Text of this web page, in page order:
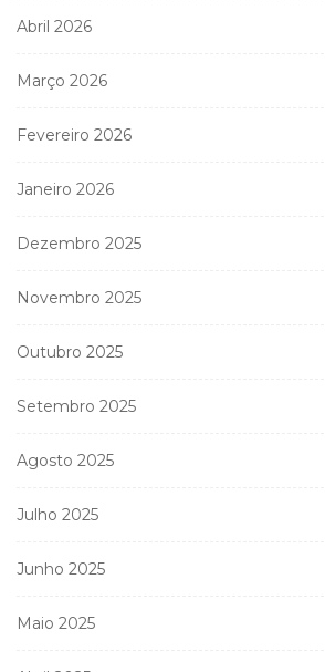
Abril 2026
Março 2026
Fevereiro 2026
Janeiro 2026
Dezembro 2025
Novembro 2025
Outubro 2025
Setembro 2025
Agosto 2025
Julho 2025
Junho 2025
Maio 2025